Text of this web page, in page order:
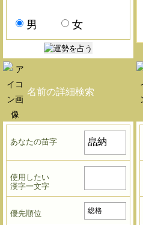
男 女
名前の詳細検索
あなたの苗字
使用したい
漢字一文字
優先順位